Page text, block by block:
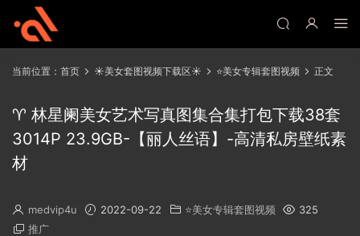
当前位置： 首页 ☀️美女套图视频下载区☀️ ⭐美女专辑套图视频 正文
♈ 林星阑美女艺术写真图集合集打包下载38套
3014P 23.9GB-【丽人丝语】-高清私房壁纸素
材
medvip4u 2022-09-22 ⭐美女专辑套图视频
325
推广